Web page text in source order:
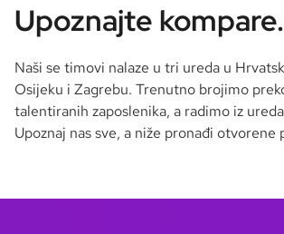
Upoznajte
Naši se timovi nalaze u tri ureda u
Osijeku i Zagrebu. Trenutno brojimo
talentiranih zaposlenika, a radimo iz
Upoznaj nas sve, a niže pronađi otvorene